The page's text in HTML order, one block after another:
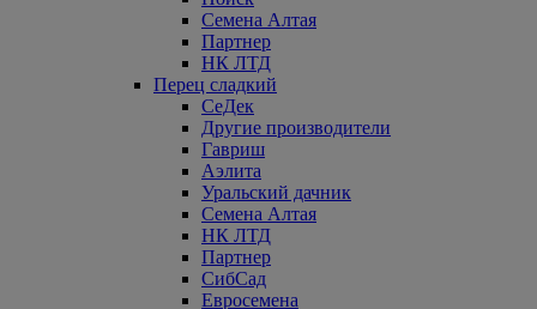
Семена Алтая
Партнер
НК ЛТД
Перец сладкий
СеДек
Другие производители
Гавриш
Аэлита
Уральский дачник
Семена Алтая
НК ЛТД
Партнер
СибСад
Евросемена